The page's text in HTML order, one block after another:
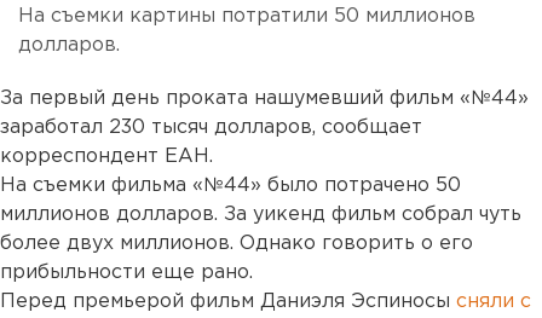
На съемки картины потратили 50 миллионов
долларов.
За первый день проката нашумевший фильм «№44»
заработал 230 тысяч долларов, сообщает
корреспондент ЕАН.
На съемки фильма «№44» было потрачено 50
миллионов долларов. За уикенд фильм собрал чуть
более двух миллионов. Однако говорить о его
прибыльности еще рано.
Перед премьерой фильм Даниэля Эспиносы сняли с